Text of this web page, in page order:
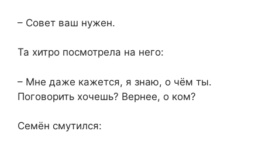
– Совет ваш нужен.
Та хитро посмотрела на него:
– Мне даже кажется, я знаю, о чём ты.
Поговорить хочешь? Вернее, о ком?
Семён смутился: